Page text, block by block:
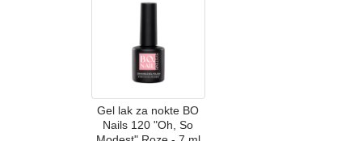
Gel lak za nokte BO
Nails 120 "Oh, So